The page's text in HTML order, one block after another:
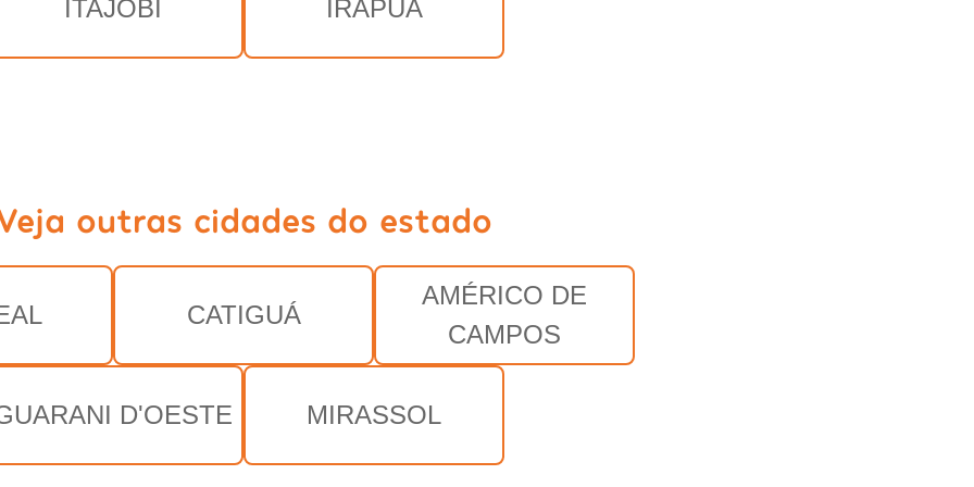
ITAJOBI IRAPUÃ
outras cidades do estado
CATIGUÁ
AMÉRICO DE
CAMPOS
D'OESTE MIRASSOL